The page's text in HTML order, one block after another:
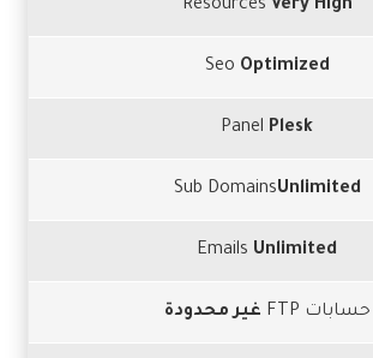
Resources Very High
Seo Optimized
Panel Plesk
Sub DomainsUnlimited
Emails Unlimited
حسابات FTP غير محدودة